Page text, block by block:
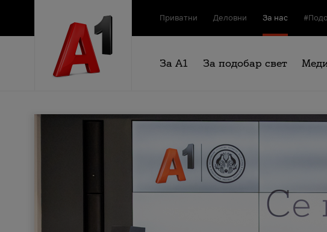
Приватни Деловни За нас
За А1 За подобар свет